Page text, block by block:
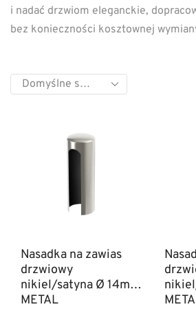
i nadać drzwiom eleganckie,
bez konieczności kosztownej
Nasadka na zawias
drzwiowy
nikiel/satyna Ø 14mm
METAL